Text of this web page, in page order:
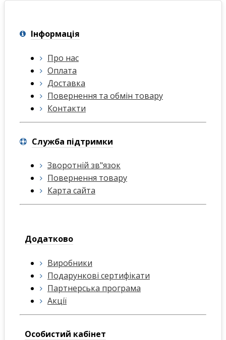
Інформація
Про нас
Оплата
Доставка
Повернення та обмін товару
Контакти
Служба підтримки
Зворотній зв"язок
Повернення товару
Карта сайта
Додатково
Виробники
Подарункові сертифікати
Партнерська програма
Акції
Особистий кабінет